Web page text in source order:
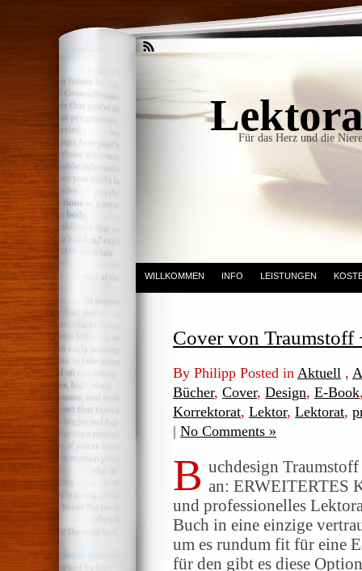
Für das Herz und die
WILLKOMMEN INFO LEISTUNGEN
Cover von
By Philipp Posted in Aktuell ,
Bücher, Cover, Design, E-Book
Korrektorat, Lektor, Lektorat,
| No Comments »
B uchdesign
an: ERWEITERTES
und professionelles
Buch in eine einzige
um es rundum fit für eine
für den gibt es diese